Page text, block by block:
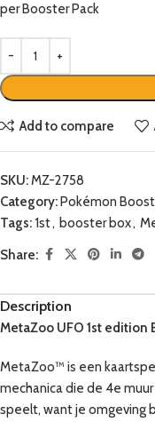
per Booster Pack
Add to compare
SKU:MZ-2758
Category:Pokémon
Tags: 1st, booster box,
Share:
Description
MetaZoo UFO 1st edition
MetaZoo™ is een
mechanica die de 4e
speelt, want je omgeving